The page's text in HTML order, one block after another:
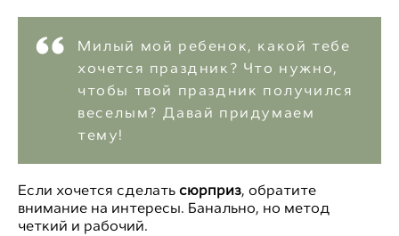
Милый мой ребенок, какой тебе
хочется праздник? Что нужно,
чтобы твой праздник получился
веселым? Давай придумаем
тему!
Если хочется сделать сюрприз, обратите
внимание на интересы. Банально, но метод
четкий и рабочий.